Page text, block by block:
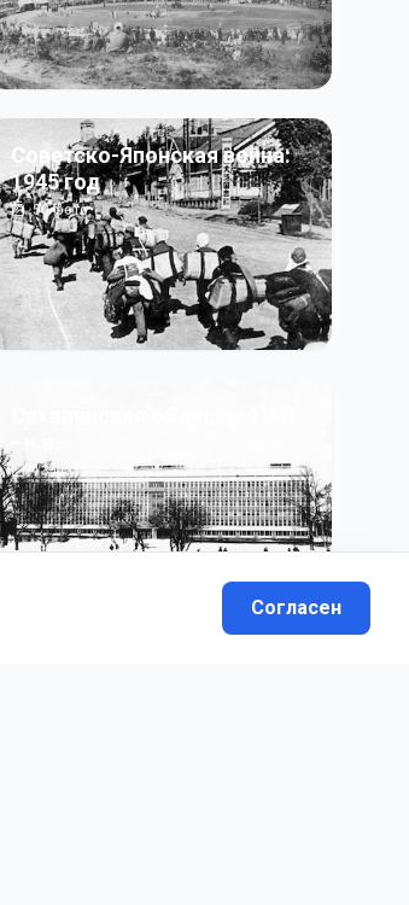
Советско-Японская война:
1945 год
50фото
13фото
Согласен